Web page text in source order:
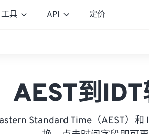
工具 API 定价
AEST到
Standard Time（AEST）